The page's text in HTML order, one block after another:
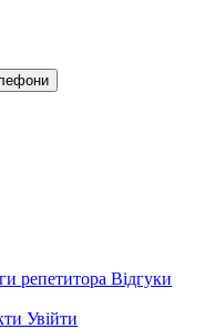
репетитора Відгуки
Увійти